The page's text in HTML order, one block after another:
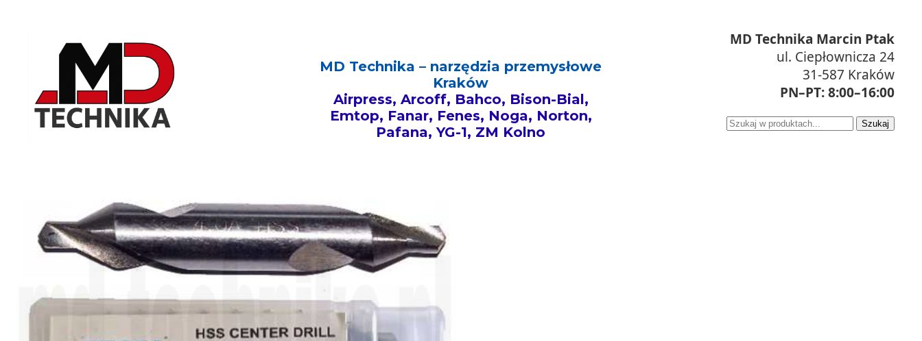
MD Technika – narzędzia przemysłowe
Kraków
Airpress, Arcoff, Bahco, Bison-Bial,
Emtop, Fanar, Fenes, Noga, Norton,
Pafana, YG-1, ZM Kolno
MD Technika Marcin Ptak
ul. Ciepłownicza 24
31-587 Kraków
PN–PT: 8:00–16:00
Szukaj